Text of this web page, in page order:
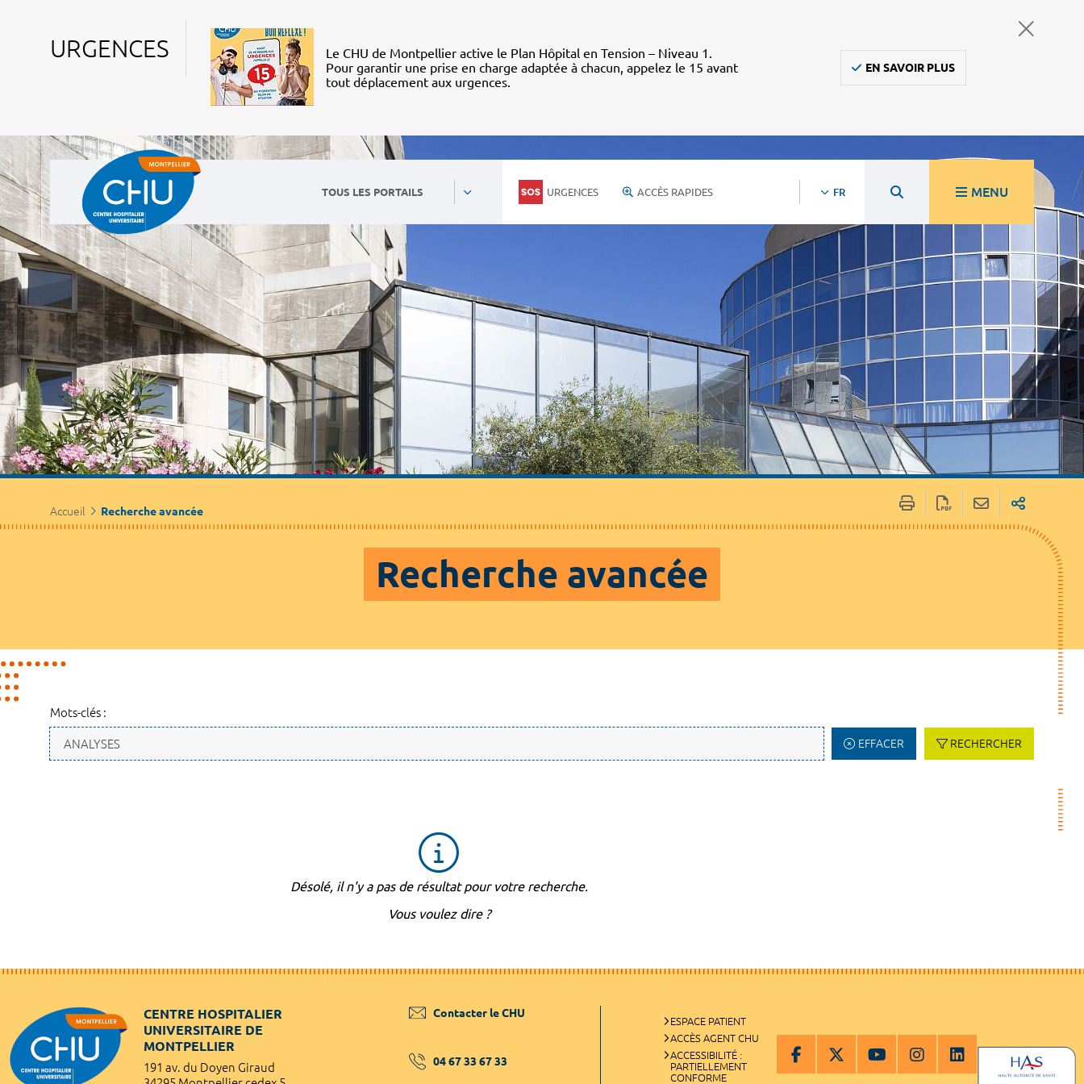
URGENCES
Le CHU de Montpellier active le Plan Hôpital en Tension – Niveau 1.
Pour garantir une prise en charge adaptée à chacun, appelez le 15 avant
tout déplacement aux urgences.
EN SAVOIR PLUS
TOUS LES PORTAILS URGENCES ACCÈS RAPIDES FR MENU
Accueil Recherche avancée
Recherche avancée
Mots-clés :
EFFACER RECHERCHER
Désolé, il n'y a pas de résultat pour votre recherche.
Vous voulez dire ?
CENTRE HOSPITALIER
UNIVERSITAIRE DE
MONTPELLIER
191 av. du Doyen Giraud
Contacter le CHU
04 67 33 67 33
ESPACE PATIENT
ACCÈS AGENT CHU
ACCESSIBILITÉ :
PARTIELLEMENT
CONFORME